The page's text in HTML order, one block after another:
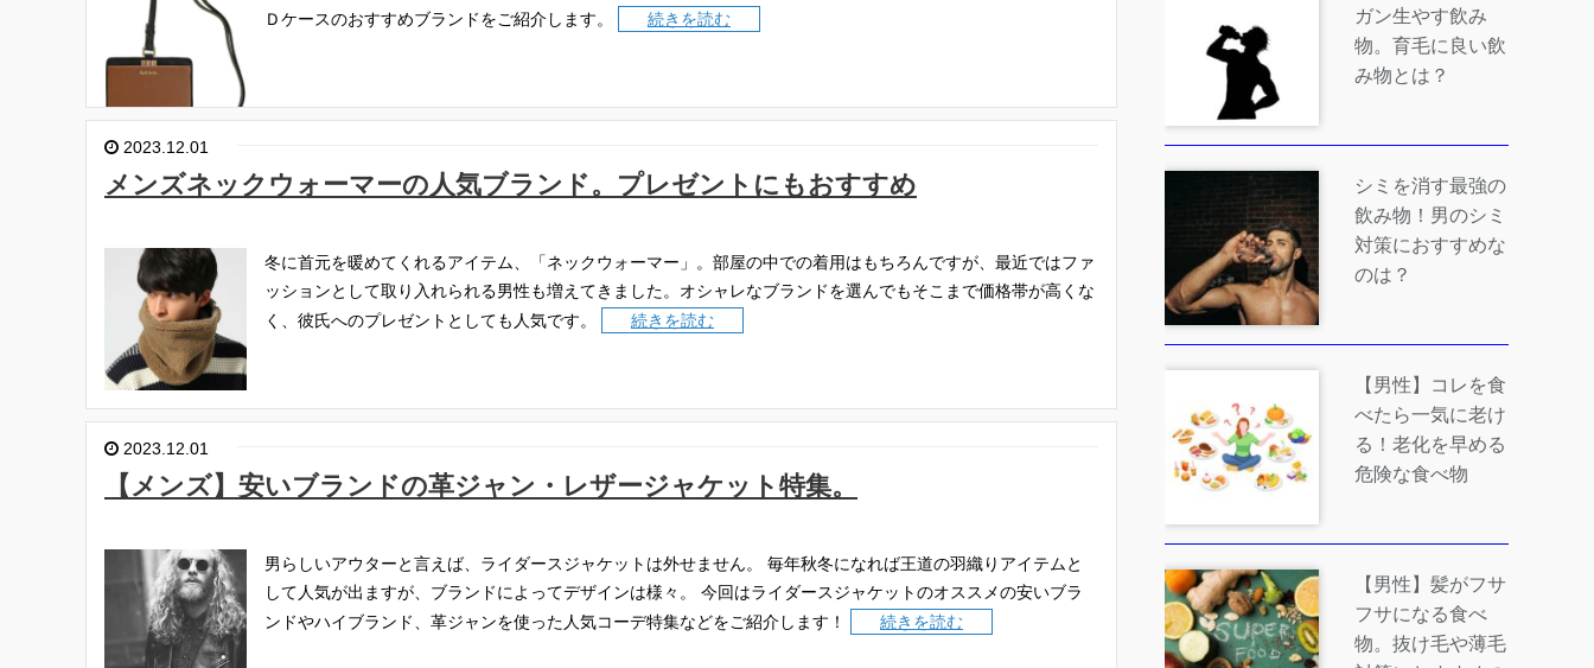
Ｄケースのおすすめブランドをご紹介します。
続きを読む
2023.12.01
メンズネックウォーマーの人気ブランド。プレゼントにもおすすめ
冬に首元を暖めてくれるアイテム、「ネックウォーマー」。部屋の中での着用はもちろんですが、最近ではファ
ッションとして取り入れられる男性も増えてきました。オシャレなブランドを選んでもそこまで価格帯が高くな
く、彼氏へのプレゼントとしても人気です。
続きを読む
2023.12.01
【メンズ】安いブランドの革ジャン・レザージャケット特集。
男らしいアウターと言えば、ライダースジャケットは外せません。
毎年秋冬になれば王道の羽織りアイテムと
して人気が出ますが、ブランドによってデザインは様々。
今回はライダースジャケットのオススメの安いブラ
ンドやハイブランド、革ジャンを使った人気コーデ特集などをご紹介します！
続きを読む
ガン生やす飲み
物。育毛に良い飲
み物とは？
シミを消す最強の
飲み物！男のシミ
対策におすすめな
のは？
【男性】コレを食
べたら一気に老け
る！老化を早める
危険な食べ物
【男性】髪がフサ
フサになる食べ
物。抜け毛や薄毛